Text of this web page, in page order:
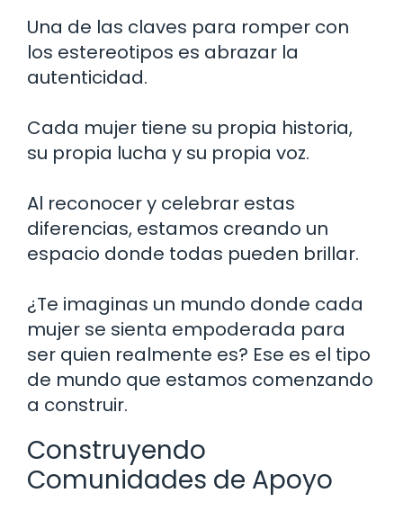
Una de las claves para romper con
los estereotipos es abrazar la
autenticidad.
Cada mujer tiene su propia historia,
su propia lucha y su propia voz.
Al reconocer y celebrar estas
diferencias, estamos creando un
espacio donde todas pueden brillar.
¿Te imaginas un mundo donde cada
mujer se sienta empoderada para
ser quien realmente es? Ese es el tipo
de mundo que estamos comenzando
a construir.
Construyendo
Comunidades de Apoyo